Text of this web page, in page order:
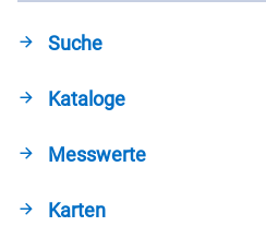
Suche
Kataloge
Messwerte
Karten